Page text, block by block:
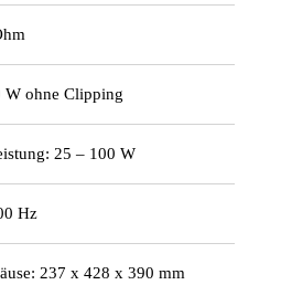
W ohne Clipping
25 – 100 W
Hz
237 x 428 x 390 mm